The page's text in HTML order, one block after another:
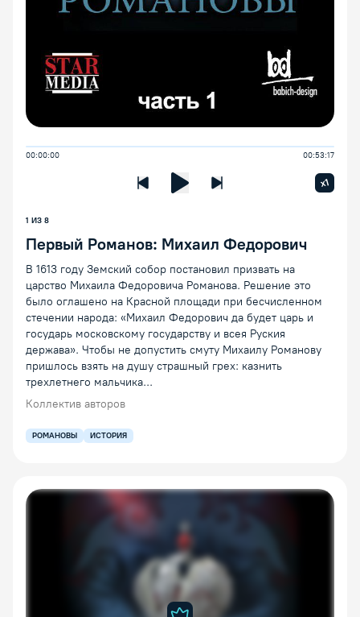
00:00:00 00:53:17
Предыдущая лекцияСледующая лекция
x1
1 ИЗ 8
Первый Романов: Михаил Федорович
В 1613 году Земский собор постановил призвать на
царство Михаила Федоровича Романова. Решение это
было оглашено на Красной площади при бесчисленном
стечении народа: «Михаил Федорович да будет царь и
государь московскому государству и всея Руския
держава». Чтобы не допустить смуту Михаилу Романову
пришлось взять на душу страшный грех: казнить
трехлетнего мальчика...
Коллектив авторов
РОМАНОВЫ ИСТОРИЯ